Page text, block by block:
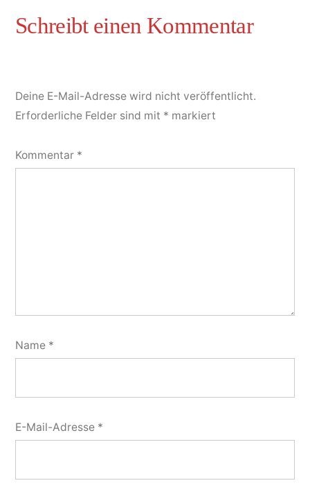
Deine E-Mail-Adresse wird nicht veröffentlicht.
Erforderliche Felder sind mit * markiert
Kommentar *
Name *
E-Mail-Adresse *